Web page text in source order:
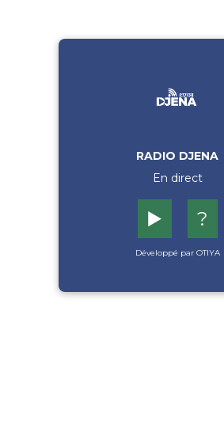
RADIO DJENA
En direct
▶️ ?
Développé par OTIYA